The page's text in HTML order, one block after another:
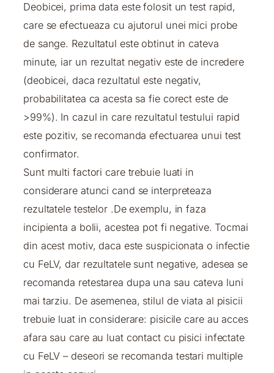
Deobicei, prima data este folosit un test rapid,
care se efectueaza cu ajutorul unei mici probe
de sange. Rezultatul este obtinut in cateva
minute, iar un rezultat negativ este de incredere
(deobicei, daca rezultatul este negativ,
probabilitatea ca acesta sa fie corect este de
>99%). In cazul in care rezultatul testului rapid
este pozitiv, se recomanda efectuarea unui test
confirmator.
Sunt multi factori care trebuie luati in
considerare atunci cand se interpreteaza
rezultatele testelor .De exemplu, in faza
incipienta a bolii, acestea pot fi negative. Tocmai
din acest motiv, daca este suspicionata o infectie
cu FeLV, dar rezultatele sunt negative, adesea se
recomanda retestarea dupa una sau cateva luni
mai tarziu. De asemenea, stilul de viata al pisicii
trebuie luat in considerare: pisicile care au acces
afara sau care au luat contact cu pisici infectate
cu FeLV – deseori se recomanda testari multiple